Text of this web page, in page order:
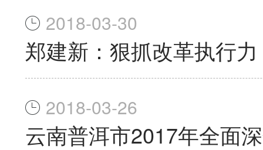
2018-03-30
郑建新：狠抓改革执行
2018-03-26
云南普洱市2017年全面